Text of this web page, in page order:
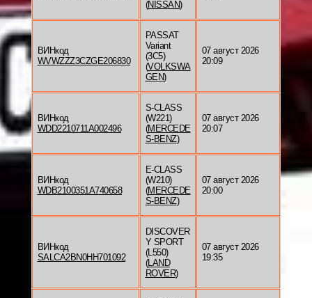
(NISSAN)
ВИНкод
WVWZZZ3CZGE206830
PASSAT
Variant
(3C5)
(VOLKSWA
GEN)
07 август 2026
20:09
ВИНкод
WDD2210711A002496
S-CLASS
(W221)
(MERCEDE
S-BENZ)
07 август 2026
20:07
ВИНкод
WDB2100351A740658
E-CLASS
(W210)
(MERCEDE
S-BENZ)
07 август 2026
20:00
ВИНкод
SALCA2BN0HH701092
DISCOVER
Y SPORT
(L550)
(LAND
ROVER)
07 август 2026
19:35